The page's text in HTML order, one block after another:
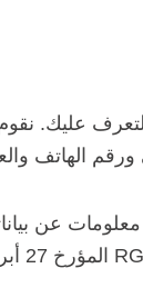
عليك.
ورقم الهاتف
معلومات عن